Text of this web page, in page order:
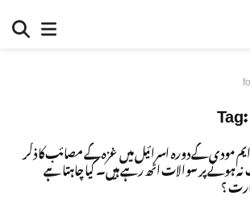
Tag:
مودی کے دورہ اسرائیل میں غزہ کے مصائب کا ذکر
ہونے پر سوالات اٹھ رہے ہیں۔ کیا چاہتا ہے
؟